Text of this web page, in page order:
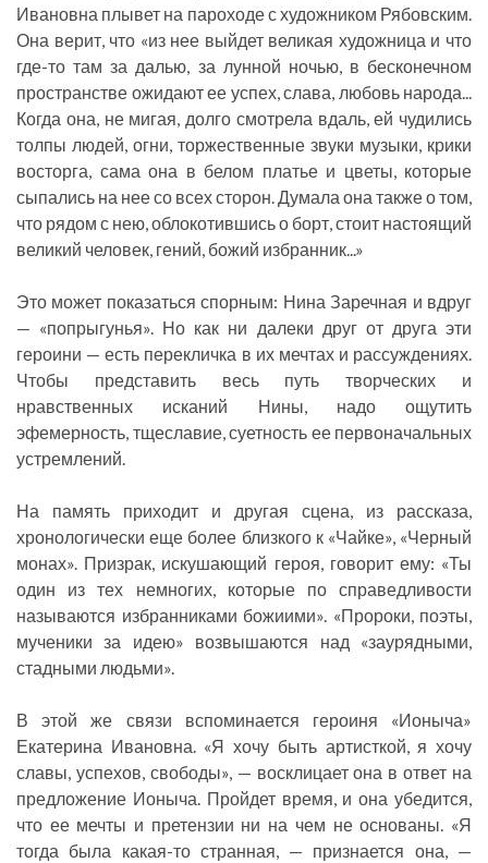
Ивановна плывет на пароходе с художником Рябовским.
Она верит, что «из нее выйдет великая художница и что
где-то там за далью, за лунной ночью, в бесконечном
пространстве ожидают ее успех, слава, любовь народа...
Когда она, не мигая, долго смотрела вдаль, ей чудились
толпы людей, огни, торжественные звуки музыки, крики
восторга, сама она в белом платье и цветы, которые
сыпались на нее со всех сторон. Думала она также о том,
что рядом с нею, облокотившись о борт, стоит настоящий
великий человек, гений, божий избранник...»
Это может показаться спорным: Нина Заречная и вдруг
— «попрыгунья». Но как ни далеки друг от друга эти
героини — есть перекличка в их мечтах и рассуждениях.
Чтобы представить весь путь творческих и
нравственных исканий Нины, надо ощутить
эфемерность, тщеславие, суетность ее первоначальных
устремлений.
На память приходит и другая сцена, из рассказа,
хронологически еще более близкого к «Чайке», «Черный
монах». Призрак, искушающий героя, говорит ему: «Ты
один из тех немногих, которые по справедливости
называются избранниками божиими». «Пророки, поэты,
мученики за идею» возвышаются над «заурядными,
стадными людьми».
В этой же связи вспоминается героиня «Ионыча»
Екатерина Ивановна. «Я хочу быть артисткой, я хочу
славы, успехов, свободы», — восклицает она в ответ на
предложение Ионыча. Пройдет время, и она убедится,
что ее мечты и претензии ни на чем не основаны. «Я
тогда была какая-то странная, — признается она, —